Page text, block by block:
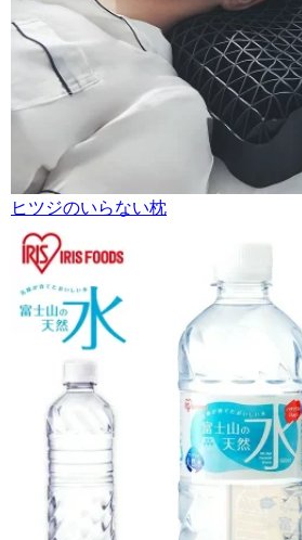
ヒツジのいらない枕